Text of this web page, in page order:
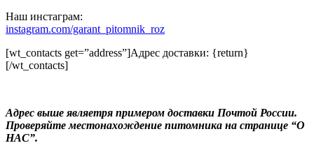
Наш инстаграм:
instagram.com/garant_pitomnik_roz
[wt_contacts get=”address”]Адрес доставки: {return}
[/wt_contacts]
Адрес выше являетря примером доставки Почтой России.
Проверяйте местонахождение питомника на странице “О
НАС”.